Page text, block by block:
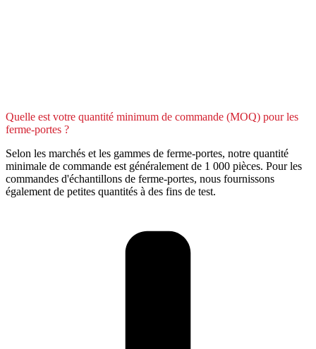
Quelle est votre quantité minimum de commande (MOQ) pour les
ferme-portes ?
Selon les marchés et les gammes de ferme-portes, notre quantité
minimale de commande est généralement de 1 000 pièces. Pour les
commandes d'échantillons de ferme-portes, nous fournissons
également de petites quantités à des fins de test.